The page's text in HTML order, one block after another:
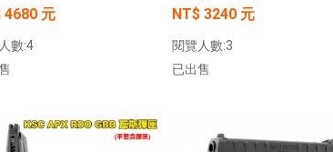
4680 元
數:4
加入購物車
NT$ 3240 元
閱覽人數:3
已出售